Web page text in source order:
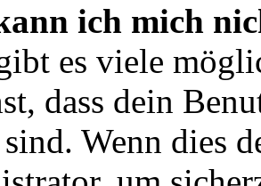
ich mich
es viele
dass dein
Wenn dies